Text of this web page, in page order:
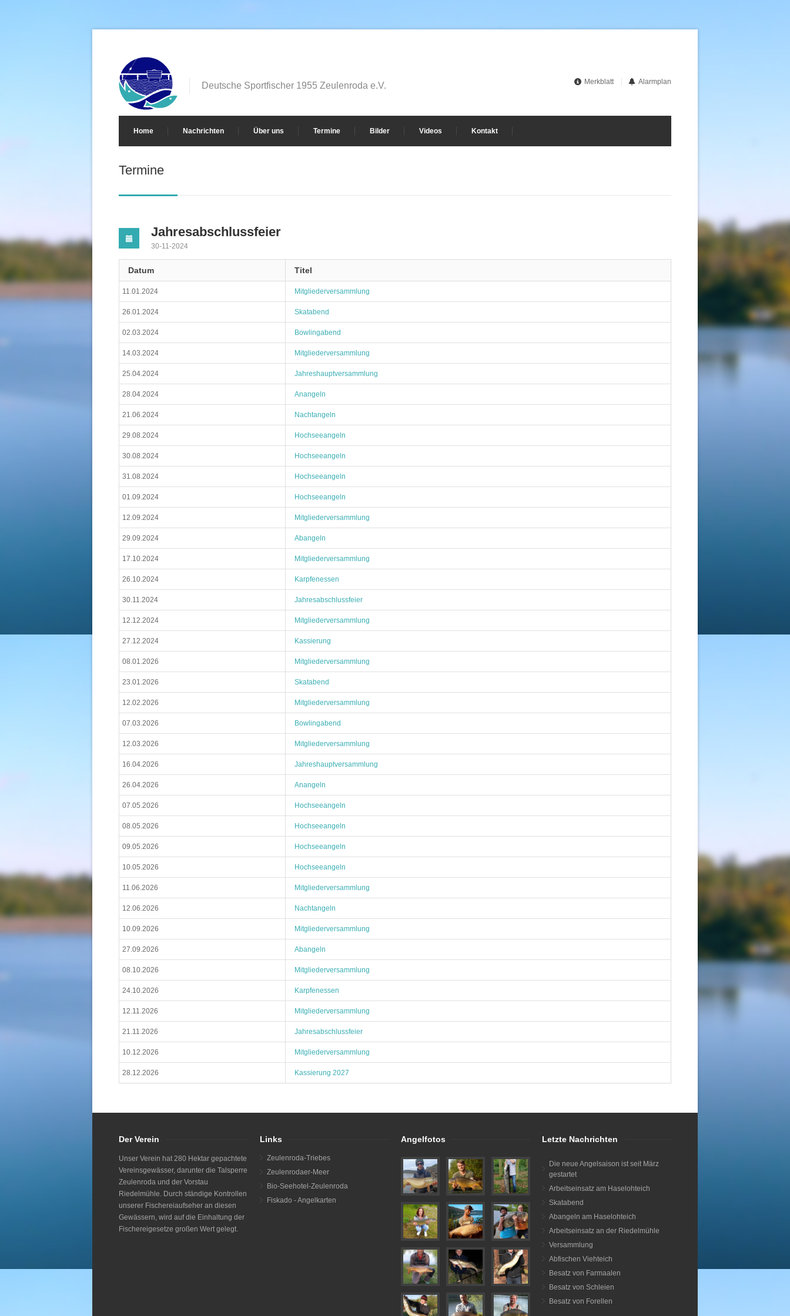
Deutsche Sportfischer 1955 Zeulenroda e.V. Merkblatt Alarmplan
Home Nachrichten Über uns Termine Bilder Videos Kontakt
Termine
Jahresabschlussfeier
30-11-2024
Datum Titel
11.01.2024 Mitgliederversammlung
26.01.2024 Skatabend
02.03.2024 Bowlingabend
14.03.2024 Mitgliederversammlung
25.04.2024 Jahreshauptversammlung
28.04.2024 Anangeln
21.06.2024 Nachtangeln
29.08.2024 Hochseeangeln
30.08.2024 Hochseeangeln
31.08.2024 Hochseeangeln
01.09.2024 Hochseeangeln
12.09.2024 Mitgliederversammlung
29.09.2024 Abangeln
17.10.2024 Mitgliederversammlung
26.10.2024 Karpfenessen
30.11.2024 Jahresabschlussfeier
12.12.2024 Mitgliederversammlung
27.12.2024 Kassierung
08.01.2026 Mitgliederversammlung
23.01.2026 Skatabend
12.02.2026 Mitgliederversammlung
07.03.2026 Bowlingabend
12.03.2026 Mitgliederversammlung
16.04.2026 Jahreshauptversammlung
26.04.2026 Anangeln
07.05.2026 Hochseeangeln
08.05.2026 Hochseeangeln
09.05.2026 Hochseeangeln
10.05.2026 Hochseeangeln
11.06.2026 Mitgliederversammlung
12.06.2026 Nachtangeln
10.09.2026 Mitgliederversammlung
27.09.2026 Abangeln
08.10.2026 Mitgliederversammlung
24.10.2026 Karpfenessen
12.11.2026 Mitgliederversammlung
21.11.2026 Jahresabschlussfeier
10.12.2026 Mitgliederversammlung
28.12.2026 Kassierung 2027
Der Verein
Unser Verein hat 280 Hektar gepachtete
Vereinsgewässer, darunter die Talsperre
Zeulenroda und der Vorstau
Riedelmühle. Durch ständige Kontrollen
unserer Fischereiaufseher an diesen
Gewässern, wird auf die Einhaltung der
Fischereigesetze großen Wert gelegt.
Links
Zeulenroda-Triebes
Zeulenrodaer-Meer
Bio-Seehotel-Zeulenroda
Fiskado - Angelkarten
Angelfotos Letzte Nachrichten
Die neue Angelsaison ist seit März
gestartet
Arbeitseinsatz am Haselohteich
Skatabend
Abangeln am Haselohteich
Arbeitseinsatz an der Riedelmühle
Versammlung
Abfischen Viehteich
Besatz von Farmaalen
Besatz von Schleien
Besatz von Forellen